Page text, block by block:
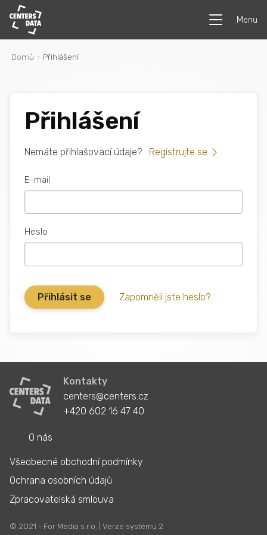
Menu
Domů Přihlášení
Přihlášení
Nemáte přihlašovací údaje? Registrujte se
E-mail
Heslo
Zapomněli jste heslo?
Kontakty
centers@centers.cz
+420 602 16 47 40
O nás
Všeobecné obchodní podmínky
Ochrana osobních údajů
Zpracovatelská smlouva
© 2021 - For Media s.r.o. | Verze systému 2